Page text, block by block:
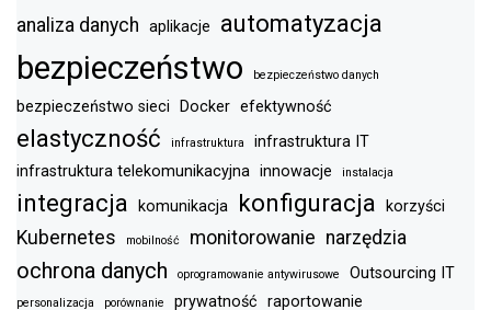
analiza danych aplikacje automatyzacja
bezpieczeństwo bezpieczeństwo danych
bezpieczeństwo sieci Docker efektywność
elastyczność infrastruktura
infrastruktura IT
infrastruktura telekomunikacyjna innowacje instalacja
integracja komunikacja konfiguracja korzyści
Kubernetes mobilność monitorowanie narzędzia
ochrona danych oprogramowanie antywirusowe Outsourcing IT
personalizacja porównanie prywatność raportowanie